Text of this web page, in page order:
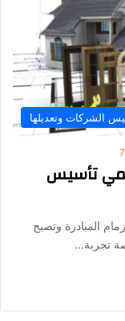
الشركات وتعديلها
تأسيس
المبادرة وتصبح
تجربة…